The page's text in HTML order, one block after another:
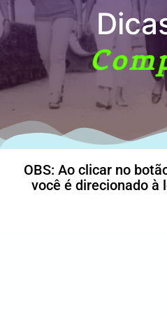
OBS: Ao clicar no
você é direcionado à